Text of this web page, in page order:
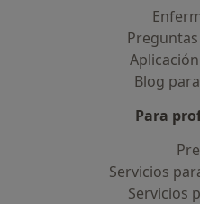
Blog
Para
Servicios
Servicios